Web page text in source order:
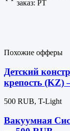
заказ: PT
Похожие офферы
Детский
крепость
500 RUB, T-Light
Вакуумная